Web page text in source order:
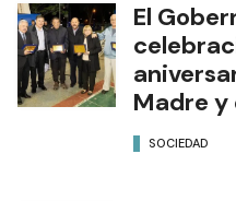
El
Madre y
SOCIEDAD